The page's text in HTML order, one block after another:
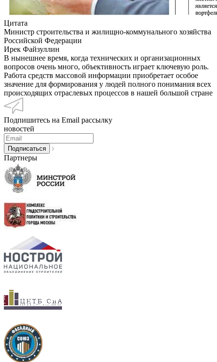
Цитата
Министр строительства и жилищно-коммунального хозяйства
Российской Федерации
Ирек Файзуллин
В нынешнее время, когда технических и организационных
вопросов очень много, объективность играет ключевую роль.
Работа средств массовой информации приобретает особое
значение для формирования у людей полного понимания всех
происходящих отраслевых процессов в нашей большой стране
Подпишитесь на Email рассылку
новостей
Партнеры